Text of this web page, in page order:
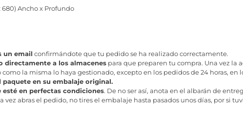
680) Ancho x Profundo
un email confirmándote que tu pedido se ha realizado correctamente.
directamente a los almacenespara que preparen tu compra. Una vez la
la misma lo haya gestionado, excepto en los pedidos de 24 horas, en
paquete en su embalaje original.
esté en perfectas condiciones. De no ser así, anota en el albarán de
abras el pedido, no tires el embalaje hasta pasados unos días, por si